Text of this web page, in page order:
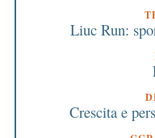
Liuc Run:
Crescita e